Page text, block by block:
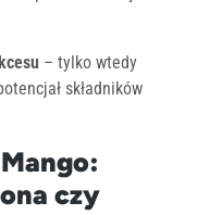
– tylko wtedy
składników
czy